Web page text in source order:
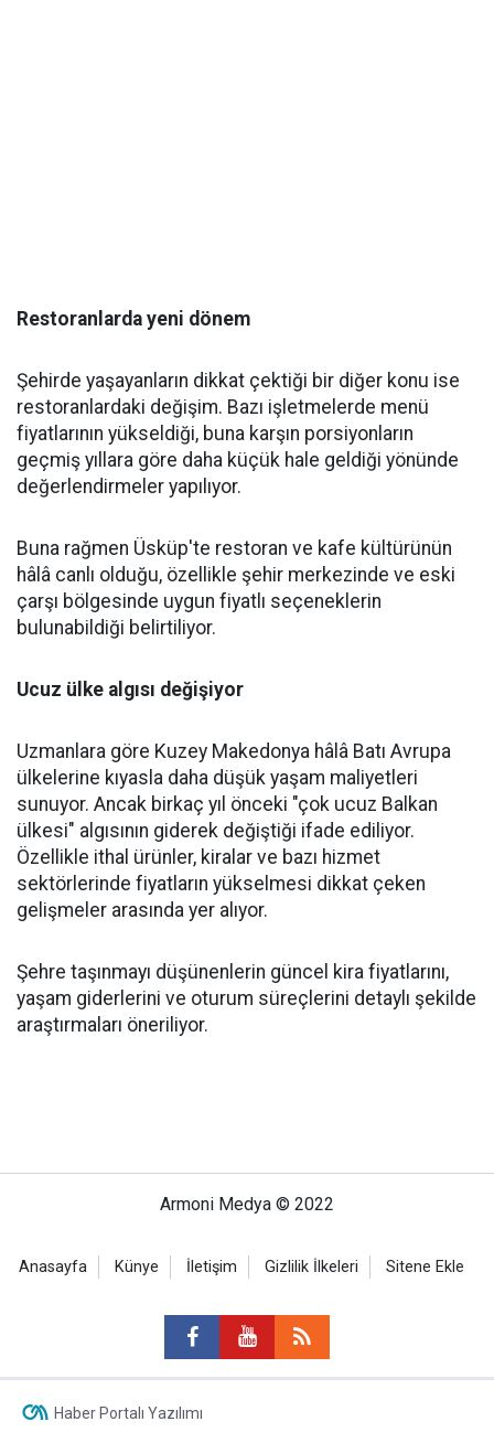
Restoranlarda yeni dönem
Şehirde yaşayanların dikkat çektiği bir diğer konu ise
restoranlardaki değişim. Bazı işletmelerde menü
fiyatlarının yükseldiği, buna karşın porsiyonların
geçmiş yıllara göre daha küçük hale geldiği yönünde
değerlendirmeler yapılıyor.
Buna rağmen Üsküp'te restoran ve kafe kültürünün
hâlâ canlı olduğu, özellikle şehir merkezinde ve eski
çarşı bölgesinde uygun fiyatlı seçeneklerin
bulunabildiği belirtiliyor.
Ucuz ülke algısı değişiyor
Uzmanlara göre Kuzey Makedonya hâlâ Batı Avrupa
ülkelerine kıyasla daha düşük yaşam maliyetleri
sunuyor. Ancak birkaç yıl önceki "çok ucuz Balkan
ülkesi" algısının giderek değiştiği ifade ediliyor.
Özellikle ithal ürünler, kiralar ve bazı hizmet
sektörlerinde fiyatların yükselmesi dikkat çeken
gelişmeler arasında yer alıyor.
Şehre taşınmayı düşünenlerin güncel kira fiyatlarını,
yaşam giderlerini ve oturum süreçlerini detaylı şekilde
araştırmaları öneriliyor.
Armoni Medya © 2022
Anasayfa Künye İletişim Gizlilik İlkeleri Sitene Ekle
Haber Portalı Yazılımı